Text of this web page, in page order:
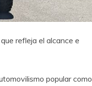
refleja el alcance e
popular como